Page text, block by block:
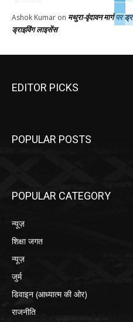
Ashok Kumar on मथुरा-वृंदावन मार्ग पर
ड्राइविंग लाइसेंस
EDITOR PICKS
POPULAR POSTS
POPULAR CATEGORY
न्यूज़
शिक्षा जगत
न्यूज़
जुर्म
डिवाइन (आध्यात्म की ओर)
राजनीति